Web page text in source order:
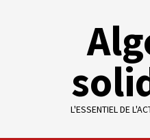
L'ESSENTIEL DE